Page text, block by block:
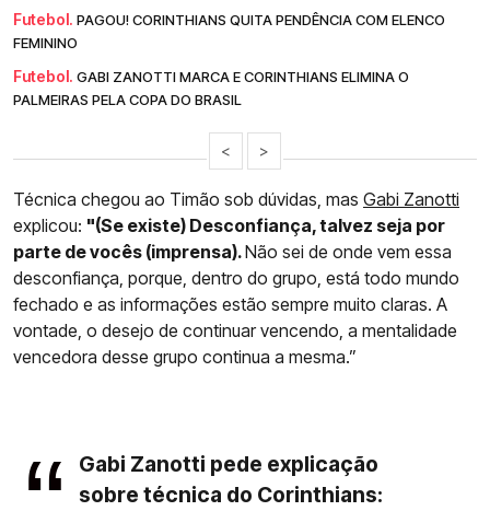
Futebol. PAGOU! CORINTHIANS QUITA PENDÊNCIA COM ELENCO
FEMININO
Futebol. GABI ZANOTTI MARCA E CORINTHIANS ELIMINA O
PALMEIRAS PELA COPA DO BRASIL
< >
Técnica chegou ao Timão sob dúvidas, mas Gabi Zanotti
explicou: "(Se existe) Desconfiança, talvez seja por
parte de vocês (imprensa).Não sei de onde vem essa
desconfiança, porque, dentro do grupo, está todo mundo
fechado e as informações estão sempre muito claras. A
vontade, o desejo de continuar vencendo, a mentalidade
vencedora desse grupo continua a mesma.”
Gabi Zanotti pede explicação
sobre técnica do Corinthians: